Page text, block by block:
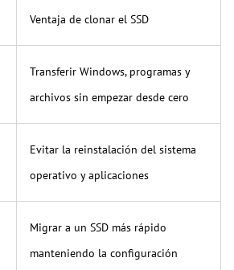
Ventaja de clonar el SSD
Transferir Windows, programas y
archivos sin empezar desde cero
Evitar la reinstalación del sistema
operativo y aplicaciones
Migrar a un SSD más rápido
manteniendo la configuración